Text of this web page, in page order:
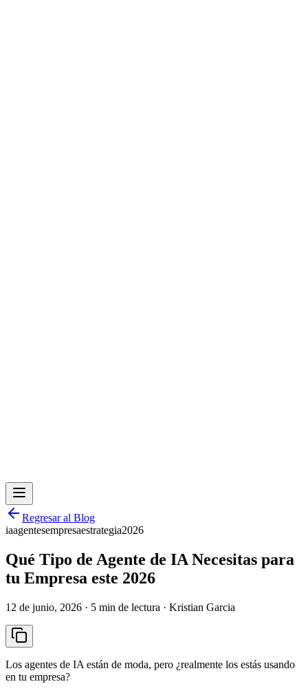
Regresar al Blog
iaagentesempresaestrategia2026
Qué Tipo de Agente de IA Necesitas para
tu Empresa este 2026
12 de junio, 2026 · 5 min de lectura · Kristian Garcia
Los agentes de IA están de moda, pero ¿realmente los estás usando
en tu empresa?